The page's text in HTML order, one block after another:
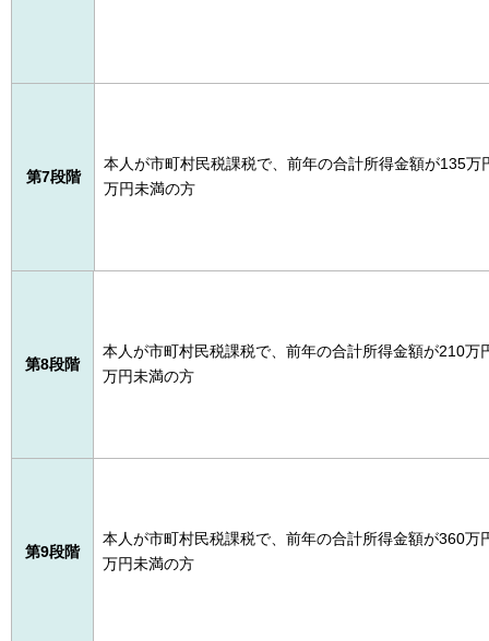
第7段階
本人が市町村民税課税で、前年の合計所得金額が135万
万円未満の方
第8段階
本人が市町村民税課税で、前年の合計所得金額が210万
万円未満の方
第9段階
本人が市町村民税課税で、前年の合計所得金額が360万
万円未満の方